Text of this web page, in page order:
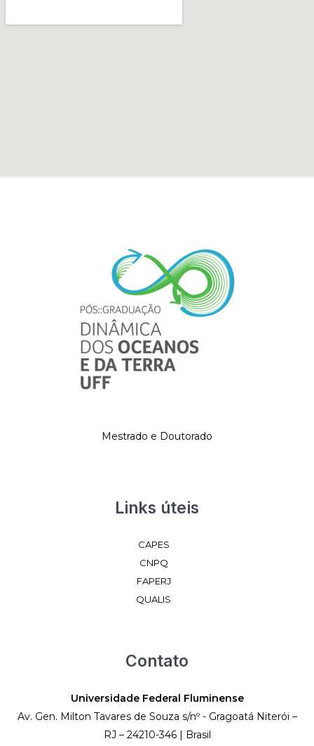
Mestrado e Doutorado
Links úteis
CAPES
CNPQ
FAPERJ
QUALIS
Contato
Universidade Federal Fluminense
Av. Gen. Milton Tavares de Souza s/nº - Gragoatá Niterói –
RJ – 24210-346 | Brasil